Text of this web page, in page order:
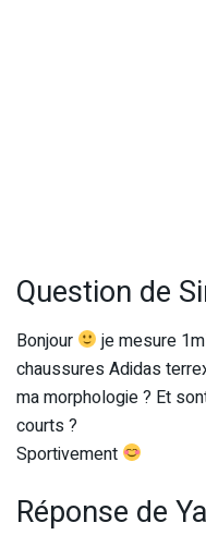
Question de
Bonjour
je mesure
chaussures Adidas
ma morphologie ? Et
courts ?
Sportivement
Réponse de